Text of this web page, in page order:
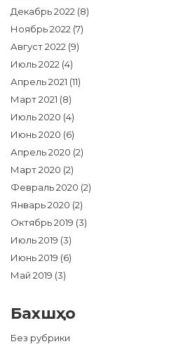
Декабрь 2022 (8)
Ноябрь 2022 (7)
Август 2022 (9)
Июль 2022 (4)
Апрель 2021 (11)
Март 2021 (8)
Июль 2020 (4)
Июнь 2020 (6)
Апрель 2020 (2)
Март 2020 (2)
Февраль 2020 (2)
Январь 2020 (2)
Октябрь 2019 (3)
Июль 2019 (3)
Июнь 2019 (6)
Май 2019 (3)
Бахшҳо
Без рубрики